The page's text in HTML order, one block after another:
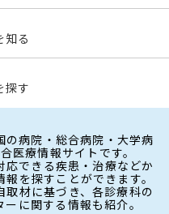
知る
探す
病院・総合病院・大学病
医療情報サイトです。
できる疾患・治療などか
を探すことができます。
材に基づき、各診療科の
に関する情報も紹介。